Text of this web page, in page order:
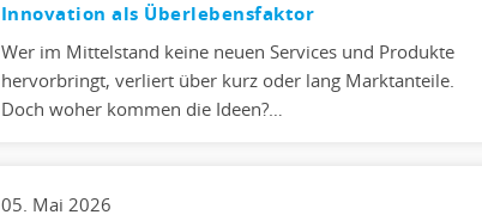
Innovation als Überlebensfaktor
Wer im Mittelstand keine neuen Services und Produkte
hervorbringt, verliert über kurz oder lang Marktanteile.
Doch woher kommen die Ideen?…
05. Mai 2026